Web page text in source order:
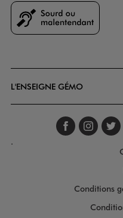
L'ENSEIGNE GÉMO
.
Conditions